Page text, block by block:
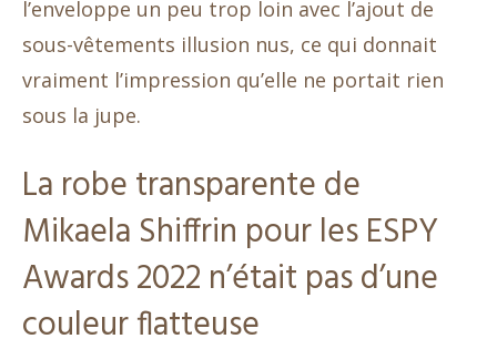
l’enveloppe un peu trop loin avec l’ajout de
sous-vêtements illusion nus, ce qui donnait
vraiment l’impression qu’elle ne portait rien
sous la jupe.
La robe transparente de
Mikaela Shiffrin pour les ESPY
Awards 2022 n’était pas d’une
couleur flatteuse